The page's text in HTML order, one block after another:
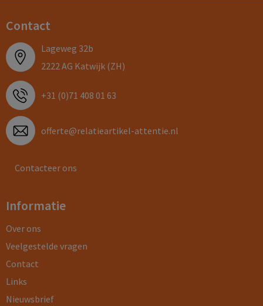
Contact
Lageweg 32b
2222 AG Katwijk (ZH)
+31 (0)71 408 01 63
offerte@relatieartikel-attentie.nl
Contacteer ons
Informatie
Over ons
Veelgestelde vragen
Contact
Links
Nieuwsbrief